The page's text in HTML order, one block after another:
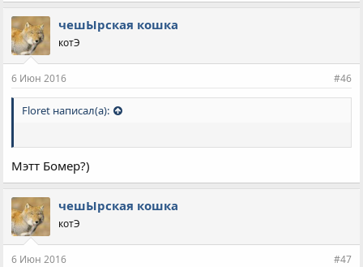
чешЫрская кошка
котЭ
6 Июн 2016 #46
Floret написал(а):
Мэтт Бомер?)
чешЫрская кошка
котЭ
6 Июн 2016 #47